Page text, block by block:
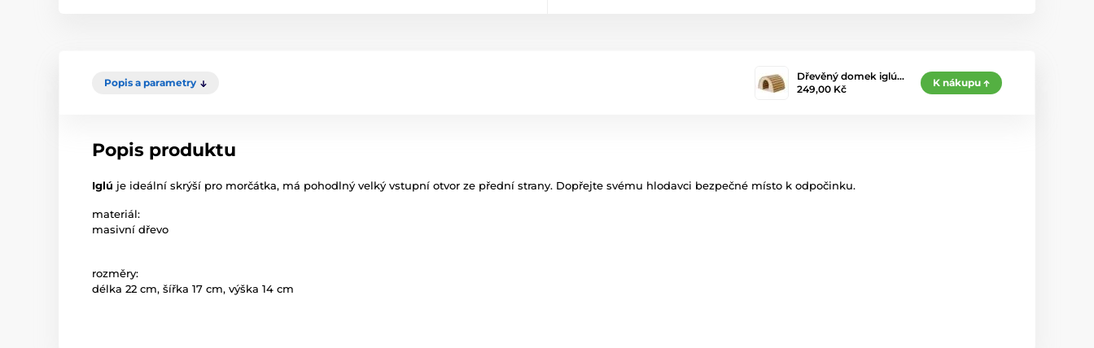
Popis a parametry
Dřevěný domek iglú…
249,00 Kč
K nákupu
Popis produktu
Iglú je ideální skrýší pro morčátka, má pohodlný velký vstupní otvor ze přední strany. Dopřejte svému hlodavci bezpečné místo k odpočinku.
materiál:
masivní dřevo
rozměry:
délka 22 cm, šířka 17 cm, výška 14 cm